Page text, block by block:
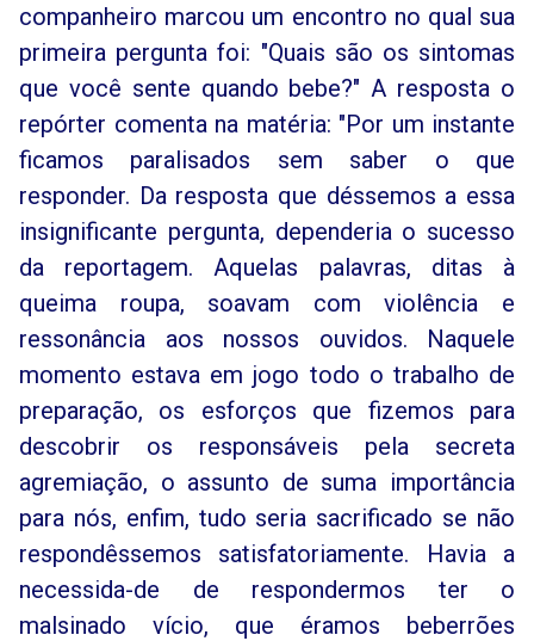
companheiro marcou um encontro no qual sua
primeira pergunta foi: "Quais são os sintomas
que você sente quando bebe?" A resposta o
repórter comenta na matéria: "Por um instante
ficamos paralisados sem saber o que
responder. Da resposta que déssemos a essa
insignificante pergunta, dependeria o sucesso
da reportagem. Aquelas palavras, ditas à
queima roupa, soavam com violência e
ressonância aos nossos ouvidos. Naquele
momento estava em jogo todo o trabalho de
preparação, os esforços que fizemos para
descobrir os responsáveis pela secreta
agremiação, o assunto de suma importância
para nós, enfim, tudo seria sacrificado se não
respondêssemos satisfatoriamente. Havia a
necessida-de de respondermos ter o
malsinado vício, que éramos beberrões